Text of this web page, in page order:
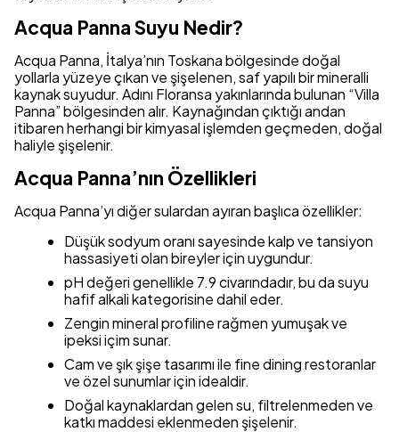
Acqua Panna Suyu Nedir?
Acqua Panna, İtalya’nın Toskana bölgesinde doğal
yollarla yüzeye çıkan ve şişelenen, saf yapılı bir mineralli
kaynak suyudur. Adını Floransa yakınlarında bulunan “Villa
Panna” bölgesinden alır. Kaynağından çıktığı andan
itibaren herhangi bir kimyasal işlemden geçmeden, doğal
haliyle şişelenir.
Acqua Panna’nın Özellikleri
Acqua Panna’yı diğer sulardan ayıran başlıca özellikler:
Düşük sodyum oranı sayesinde kalp ve tansiyon
hassasiyeti olan bireyler için uygundur.
pH değeri genellikle 7.9 civarındadır, bu da suyu
hafif alkali kategorisine dahil eder.
Zengin mineral profiline rağmen yumuşak ve
ipeksi içim sunar.
Cam ve şık şişe tasarımı ile fine dining restoranlar
ve özel sunumlar için idealdir.
Doğal kaynaklardan gelen su, filtrelenmeden ve
katkı maddesi eklenmeden şişelenir.